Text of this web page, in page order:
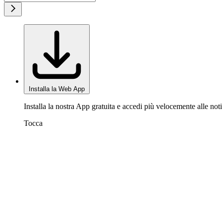
Installa la Web App
Installa la nostra App gratuita e accedi più velocemente alle
Tocca